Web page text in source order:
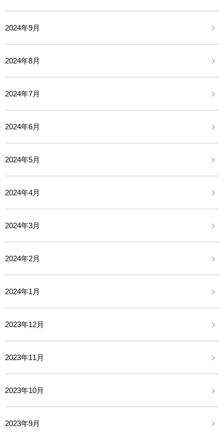
2024年9月
2024年8月
2024年7月
2024年6月
2024年5月
2024年4月
2024年3月
2024年2月
2024年1月
2023年12月
2023年11月
2023年10月
2023年9月